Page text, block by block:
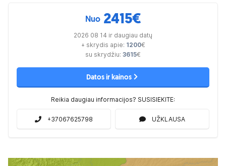
Nuo 2415€
2026 08 14 ir daugiau datų
+ skrydis apie: 1200€
su skrydžiu: 3615€
Datos ir kainos
Reikia daugiau informacijos? SUSISIEKITE:
+37067625798 UŽKLAUSA